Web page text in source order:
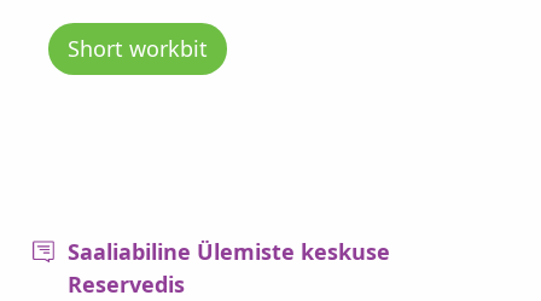
Short workbit
Saaliabiline Ülemiste keskuse
Reservedis